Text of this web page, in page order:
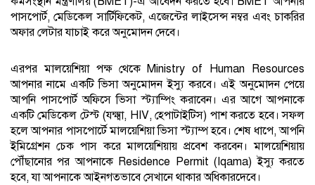
পাসপোর্ট, মেডিকেল সার্টিফিকেট, এজেন্টের লাইসেন্স নম্বর এবং চাকরির
অফার লেটার যাচাই করে অনুমোদন দেবে।
এরপর মালয়েশিয়া পক্ষ থেকে Ministry of Human Resources
আপনার নামে একটি ভিসা অনুমোদন ইস্যু করবে। এই অনুমোদন পেয়ে
আপনি পাসপোর্ট অফিসে ভিসা স্ট্যাম্পিং করাবেন। এর আগে আপনাকে
একটি মেডিকেল টেস্ট (যক্ষ্মা, HIV, হেপাটাইটিস) পাশ করতে হবে। সফল
হলে আপনার পাসপোর্টে মালয়েশিয়া ভিসা স্ট্যাম্প হবে। শেষ ধাপে, আপনি
ইমিগ্রেশন চেক পাস করে মালয়েশিয়ায় প্রবেশ করবেন। মালয়েশিয়ায়
পৌঁছানোর পর আপনাকে Residence Permit (Iqama) ইস্যু করতে
হবে, যা আপনাকে আইনগতভাবে সেখানে থাকার অধিকারদেবে।